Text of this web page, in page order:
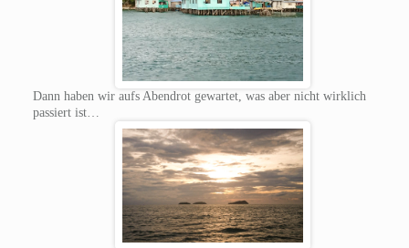
Dann haben wir aufs Abendrot gewartet, was aber nicht wirklich
passiert ist…